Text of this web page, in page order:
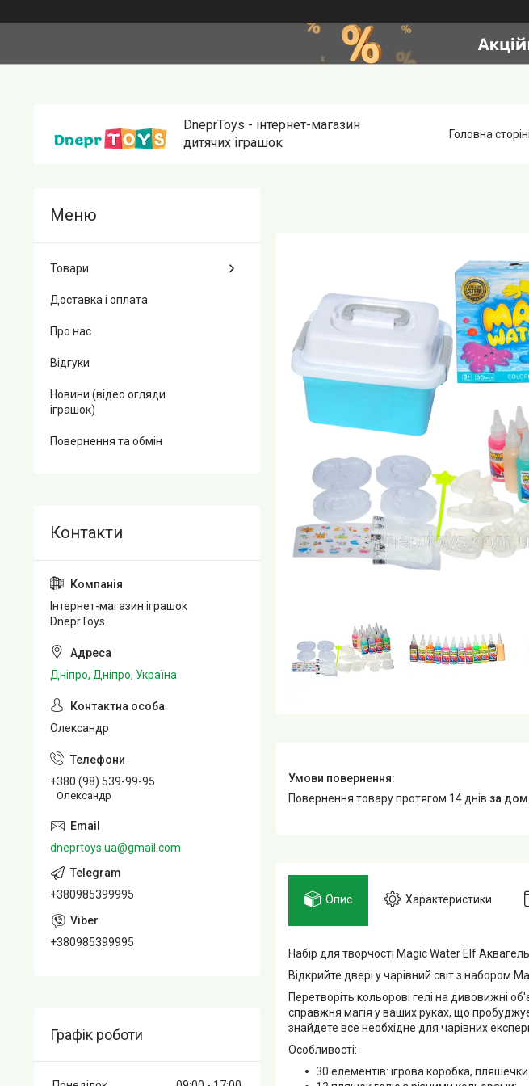
DneprToys - інтернет-магазин
дитячих іграшок
Головна
повернення товару протягом 14 днів за
Опис Характеристики
Набір для творчості Magic Water Elf
Відкрийте двері у чарівний світ з набором
Перетворіть кольорові гелі на дивовижні
справжня магія у ваших руках, що
знайдете все необхідне для чарівних
Особливості:
30 елементів: ігрова коробка,
Товари
Доставка і оплата
Про нас
Відгуки
Новини (відео огляди
іграшок)
Повернення та обмін
Інтернет-магазин іграшок
DneprToys
Дніпро, Дніпро, Україна
Олександр
+380 (98) 539-99-95
Олександр
dneprtoys.ua@gmail.com
+380985399995
+380985399995
Графік роботи